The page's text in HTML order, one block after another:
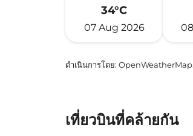
34°C
07 Aug 2026
ดำเนินการโดย:
เที่ยวบินที่คล้ายกัน